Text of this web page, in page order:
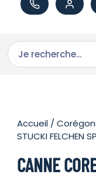
Accueil /
STUCKI FELCHEN
CANNE